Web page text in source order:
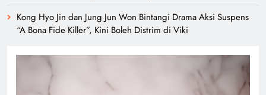
Kong Hyo Jin dan Jung Jun Won Bintangi Drama Aksi Suspens
“A Bona Fide Killer”, Kini Boleh Distrim di Viki